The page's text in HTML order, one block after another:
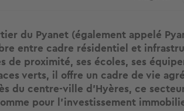
du Pyanet (également appelé
entre cadre résidentiel et
de proximité, ses écoles, ses
verts, il offre un cadre de vie
du centre-ville d’Hyères, ce
pour l’investissement